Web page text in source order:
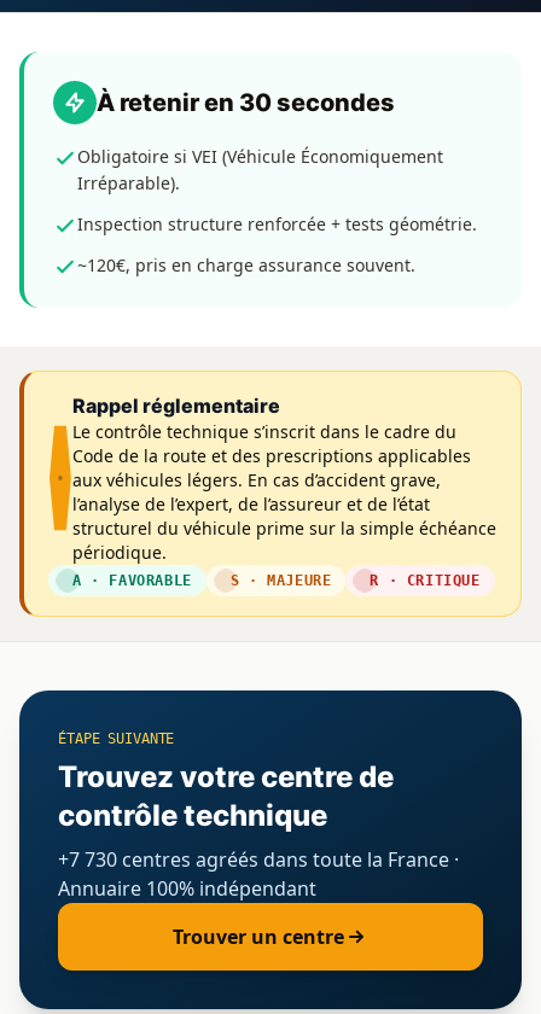
À retenir en 30 secondes
Obligatoire si VEI (Véhicule Économiquement
Irréparable).
Inspection structure renforcée + tests géométrie.
~120€, pris en charge assurance souvent.
Rappel réglementaire
Le contrôle technique s’inscrit dans le cadre du
Code de la route et des prescriptions applicables
aux véhicules légers. En cas d’accident grave,
l’analyse de l’expert, de l’assureur et de l’état
structurel du véhicule prime sur la simple échéance
périodique.
A · FAVORABLE S · MAJEURE R · CRITIQUE
ÉTAPE SUIVANTE
Trouvez votre centre de
contrôle technique
+7 730 centres agréés dans toute la France ·
Annuaire 100% indépendant
Trouver un centre